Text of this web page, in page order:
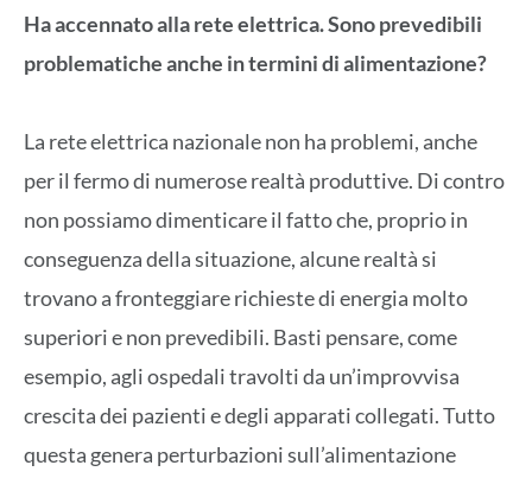
Ha accennato alla rete elettrica. Sono prevedibili
problematiche anche in termini di alimentazione?
La rete elettrica nazionale non ha problemi, anche
per il fermo di numerose realtà produttive. Di contro
non possiamo dimenticare il fatto che, proprio in
conseguenza della situazione, alcune realtà si
trovano a fronteggiare richieste di energia molto
superiori e non prevedibili. Basti pensare, come
esempio, agli ospedali travolti da un’improvvisa
crescita dei pazienti e degli apparati collegati. Tutto
questa genera perturbazioni sull’alimentazione